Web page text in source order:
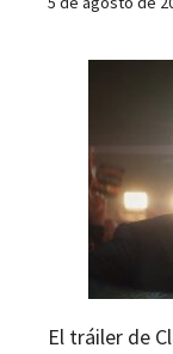
El tráiler de